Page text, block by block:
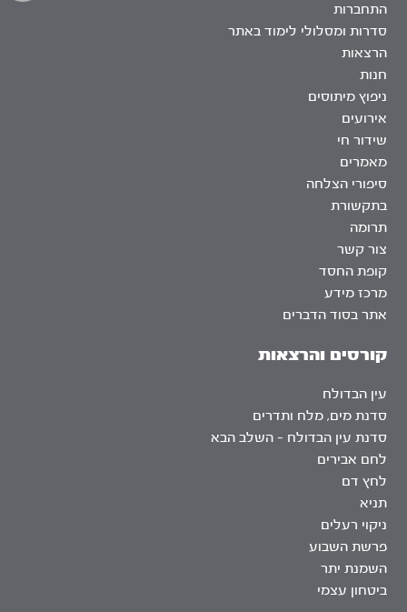
התחברות
סדרות ומסלולי לימוד באתר
הרצאות
חנות
ניפוץ מיתוסים
אירועים
שידור חי
מאמרים
סיפורי הצלחה
בתקשורת
תרומה
צור קשר
קופת החסד
מרכז מידע
אתר בסוד הדברים
קורסים והרצאות
עין הבדולח
סדנת מים, מלח ותדרים
סדנת עין הבדולח – השלב הבא
לחם אבירים
לחץ דם
תניא
ניקוי רעלים
פרשת השבוע
השמנת יתר
ביטחון עצמי